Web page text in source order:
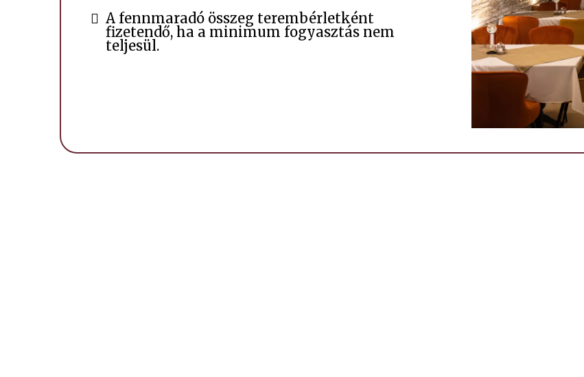
A fennmaradó összeg terembérletként
fizetendő, ha a minimum fogyasztás nem
teljesül.